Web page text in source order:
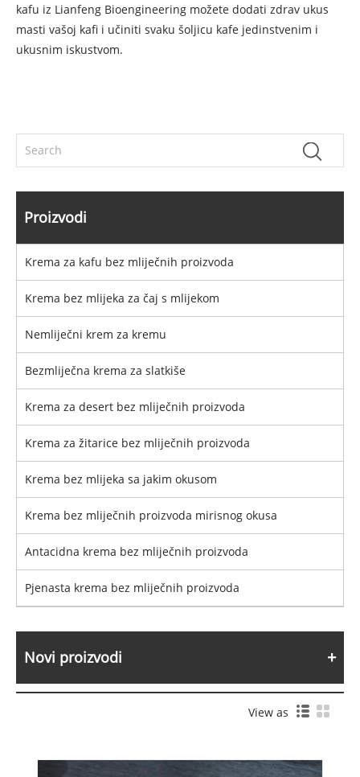
kafu iz Lianfeng Bioengineering možete dodati zdrav ukus
masti vašoj kafi i učiniti svaku šoljicu kafe jedinstvenim i
ukusnim iskustvom.
Proizvodi
Krema za kafu bez mliječnih proizvoda
Krema bez mlijeka za čaj s mlijekom
Nemliječni krem ​​za kremu
Bezmliječna krema za slatkiše
Krema za desert bez mliječnih proizvoda
Krema za žitarice bez mliječnih proizvoda
Krema bez mlijeka sa jakim okusom
Krema bez mliječnih proizvoda mirisnog okusa
Antacidna krema bez mliječnih proizvoda
Pjenasta krema bez mliječnih proizvoda
Novi proizvodi
View as